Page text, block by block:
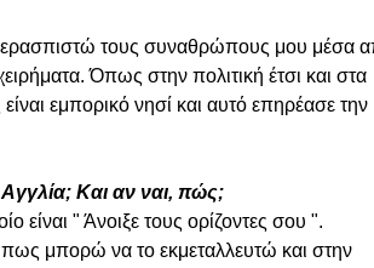
τους συναθρώπους μου μέσα
Όπως στην πολιτική έτσι και στα
εμπορικό νησί και αυτό επηρέασε την
Και αν ναι, πώς;
είναι " Άνοιξε τους ορίζοντες σου ".
μπορώ να το εκμεταλλευτώ και στην